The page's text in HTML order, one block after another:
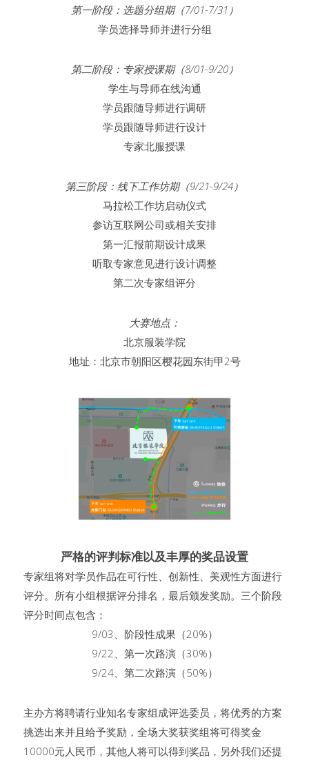
第一阶段：选题分组期（7/01-7/31）
学员选择导师并进行分组
第二阶段：专家授课期（8/01-9/20）
学生与导师在线沟通
学员跟随导师进行调研
学员跟随导师进行设计
专家北服授课
第三阶段：线下工作坊期（9/21-9/24）
马拉松工作坊启动仪式
参访互联网公司或相关安排
第一汇报前期设计成果
听取专家意见进行设计调整
第二次专家组评分
大赛地点：
北京服装学院
地址：北京市朝阳区樱花园东街甲2号
严格的评判标准以及丰厚的奖品设置
专家组将对学员作品在可行性、创新性、美观性方面进行
评分。所有小组根据评分排名，最后颁发奖励。三个阶段
评分时间点包含：
9/03、阶段性成果（20%）
9/22、第一次路演（30%）
9/24、第二次路演（50%）
主办方将聘请行业知名专家组成评选委员，将优秀的方案
挑选出来并且给予奖励，全场大奖获奖组将可得奖金
10000元人民币，其他人将可以得到奖品，另外我们还提